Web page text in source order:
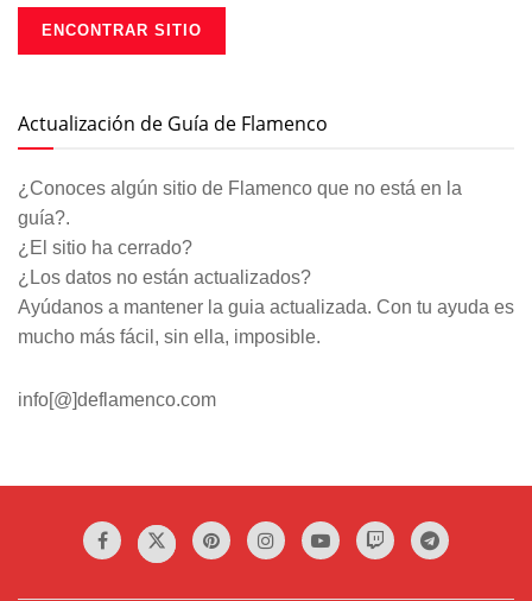
Actualización de Guía de Flamenco
¿Conoces algún sitio de Flamenco que no está en la
guía?.
¿El sitio ha cerrado?
¿Los datos no están actualizados?
Ayúdanos a mantener la guia actualizada. Con tu ayuda es
mucho más fácil, sin ella, imposible.
info[@]deflamenco.com